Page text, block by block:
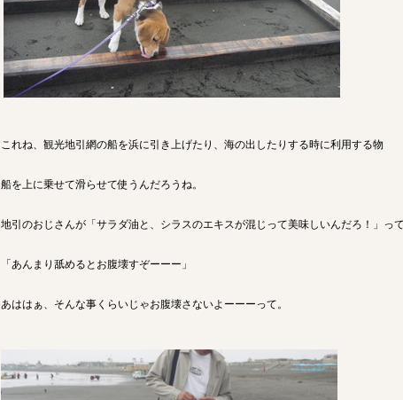
これね、観光地引網の船を浜に引き上げたり、海の出したりする時に利用する物
船を上に乗せて滑らせて使うんだろうね。
地引のおじさんが「サラダ油と、シラスのエキスが混じって美味しいんだろ！」っ
「あんまり舐めるとお腹壊すぞーーー」
あははぁ、そんな事くらいじゃお腹壊さないよーーーって。